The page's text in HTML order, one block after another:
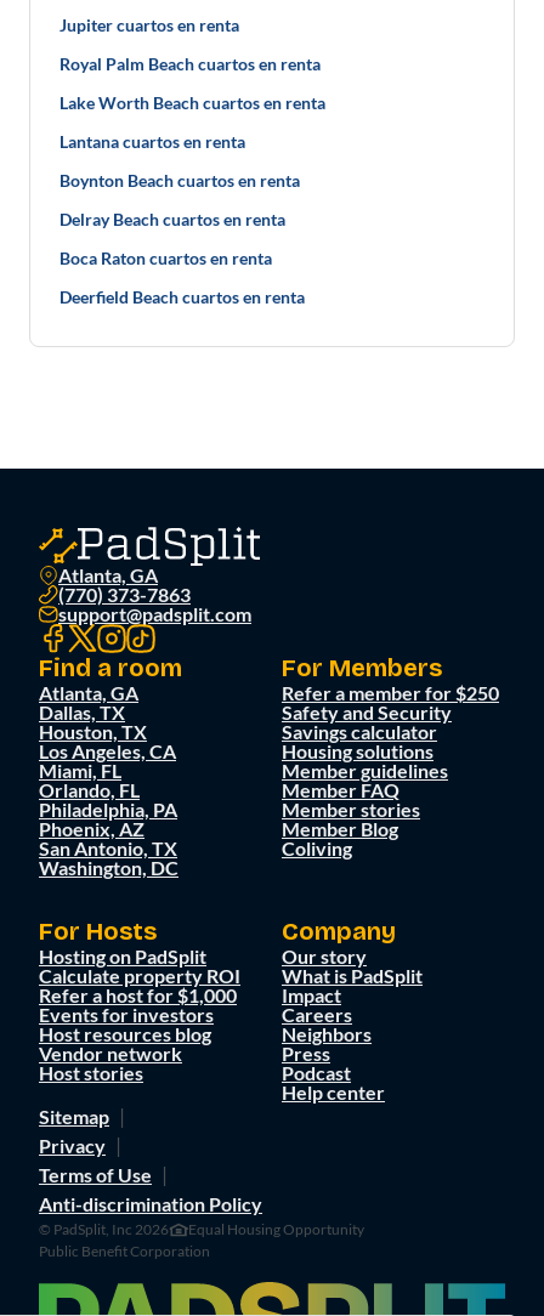
Jupiter cuartos en renta
Royal Palm Beach cuartos en renta
Lake Worth Beach cuartos en renta
Lantana cuartos en renta
Boynton Beach cuartos en renta
Delray Beach cuartos en renta
Boca Raton cuartos en renta
Deerfield Beach cuartos en renta
Atlanta, GA
(770) 373-7863
support@padsplit.com
Find a room
Atlanta, GA
Dallas, TX
Houston, TX
Los Angeles, CA
Miami, FL
Orlando, FL
Philadelphia, PA
Phoenix, AZ
San Antonio, TX
Washington, DC
For Members
Refer a member for $250
Safety and Security
Savings calculator
Housing solutions
Member guidelines
Member FAQ
Member stories
Member Blog
Coliving
For Hosts
Hosting on PadSplit
Calculate property ROI
Refer a host for $1,000
Events for investors
Host resources blog
Vendor network
Host stories
Company
Our story
What is PadSplit
Impact
Careers
Neighbors
Press
Podcast
Help center
Sitemap
Privacy
Terms of Use
Anti-discrimination Policy
© PadSplit, Inc 2026
Equal Housing Opportunity
Public Benefit Corporation